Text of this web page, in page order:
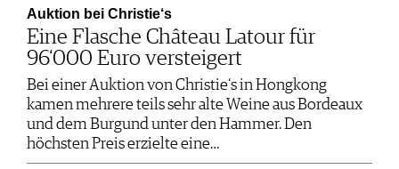
Auktion bei Christie‘s
Eine Flasche Château Latour für
96‘000 Euro versteigert
Bei einer Auktion von Christie‘s in Hongkong
kamen mehrere teils sehr alte Weine aus Bordeaux
und dem Burgund unter den Hammer. Den
höchsten Preis erzielte eine…